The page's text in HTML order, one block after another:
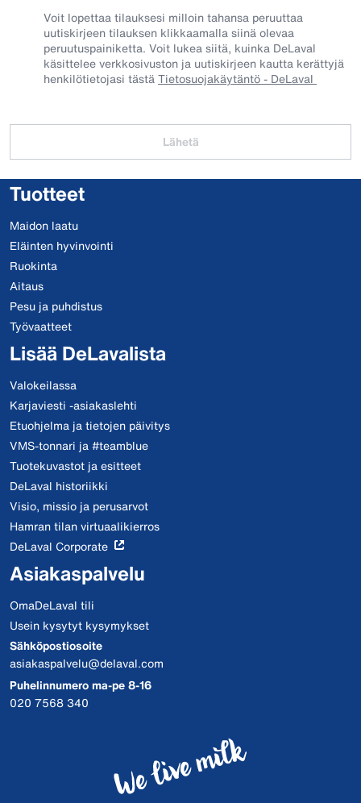
Voit lopettaa tilauksesi milloin tahansa peruuttaa
uutiskirjeen tilauksen klikkaamalla siinä olevaa
peruutuspainiketta. Voit lukea siitä, kuinka DeLaval
käsittelee verkkosivuston ja uutiskirjeen kautta kerättyjä
henkilötietojasi tästäTietosuojakäytäntö - DeLaval
Lähetä
Tuotteet
Maidon laatu
Eläinten hyvinvointi
Ruokinta
Aitaus
Pesu ja puhdistus
Työvaatteet
Lisää DeLavalista
Valokeilassa
Karjaviesti -asiakaslehti
Etuohjelma ja tietojen päivitys
VMS-tonnari ja #teamblue
Tuotekuvastot ja esitteet
DeLaval historiikki
Visio, missio ja perusarvot
Hamran tilan virtuaalikierros
DeLaval Corporate
Asiakaspalvelu
OmaDeLaval tili
Usein kysytyt kysymykset
Sähköpostiosoite
asiakaspalvelu@delaval.com
Puhelinnumero ma-pe 8-16
020 7568 340